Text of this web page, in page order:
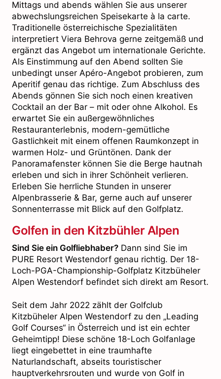
Mittags und abends wählen Sie aus unserer
abwechslungsreichen Speisekarte à la carte.
Traditionelle österreichische Spezialitäten
interpretiert Viera Behrova gerne zeitgemäß und
ergänzt das Angebot um internationale Gerichte.
Als Einstimmung auf den Abend sollten Sie
unbedingt unser Apéro-Angebot probieren, zum
Aperitif genau das richtige. Zum Abschluss des
Abends gönnen Sie sich noch einen kreativen
Cocktail an der Bar – mit oder ohne Alkohol. Es
erwartet Sie ein außergewöhnliches
Restauranterlebnis, modern-gemütliche
Gastlichkeit mit einem offenen Raumkonzept in
warmen Holz- und Grüntönen. Dank der
Panoramafenster können Sie die Berge hautnah
erleben und sich in ihrer Schönheit verlieren.
Erleben Sie herrliche Stunden in unserer
Alpenbrasserie & Bar, gerne auch auf unserer
Sonnenterrasse mit Blick auf den Golfplatz.
Golfen in den Kitzbühler Alpen
Sind Sie ein Golfliebhaber? Dann sind Sie im
PURE Resort Westendorf genau richtig. Der 18-
Loch-PGA-Championship-Golfplatz Kitzbüheler
Alpen Westendorf befindet sich direkt am Resort.
Seit dem Jahr 2022 zählt der Golfclub
Kitzbüheler Alpen Westendorf zu den „Leading
Golf Courses“ in Österreich und ist ein echter
Geheimtipp! Diese schöne 18-Loch Golfanlage
liegt eingebettet in eine traumhafte
Naturlandschaft, abseits touristischer
hauptverkehrsrouten und wurde von Golf in